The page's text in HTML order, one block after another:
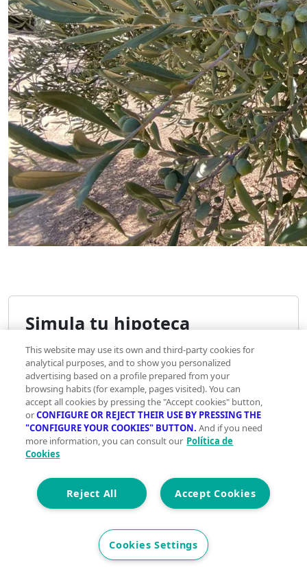
Simula tu hipoteca
Precio del inmueble
€
10.000€ 3.000.000€
This website may use its own and third-party cookies for
analytical purposes, and to show you personalized
advertising based on a profile prepared from your
browsing habits (for example, pages visited). You can
accept all cookies by pressing the "Accept cookies" button,
orCONFIGURE OR REJECT THEIR USE BY PRESSING THE
"CONFIGURE YOUR COOKIES" BUTTON. And if you need
more information, you can consult our Política de
Cookies
Accept Cookies
Reject All
Cookies Settings